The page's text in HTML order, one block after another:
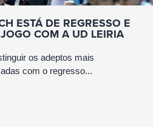
ESTÁ DE REGRESSO E
COM A UD LEIRIA
os adeptos mais
com o regresso...